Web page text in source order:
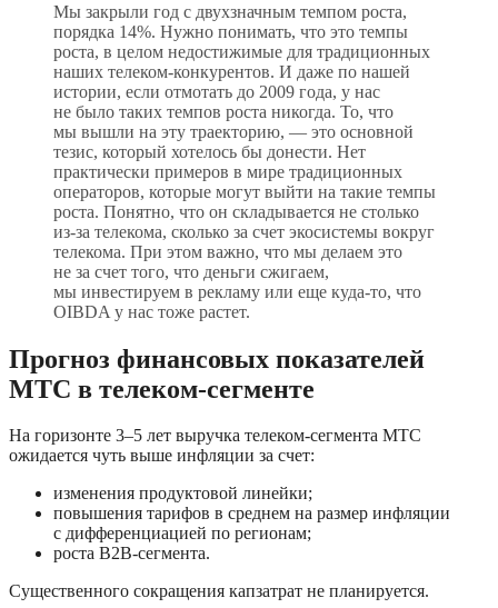
Мы закрыли год с двухзначным темпом роста,
порядка 14%. Нужно понимать, что это темпы
роста, в целом недостижимые для традиционных
наших телеком-конкурентов. И даже по нашей
истории, если отмотать до 2009 года, у нас
не было таких темпов роста никогда. То, что
мы вышли на эту траекторию, — это основной
тезис, который хотелось бы донести. Нет
практически примеров в мире традиционных
операторов, которые могут выйти на такие темпы
роста. Понятно, что он складывается не столько
из-за телекома, сколько за счет экосистемы вокруг
телекома. При этом важно, что мы делаем это
не за счет того, что деньги сжигаем,
мы инвестируем в рекламу или еще куда-то, что
OIBDA у нас тоже растет.
Прогноз финансовых показателей
МТС в телеком-сегменте
На горизонте 3–5 лет выручка телеком-сегмента МТС
ожидается чуть выше инфляции за счет:
изменения продуктовой линейки;
повышения тарифов в среднем на размер инфляции
с дифференциацией по регионам;
роста B2B-сегмента.
Существенного сокращения капзатрат не планируется.